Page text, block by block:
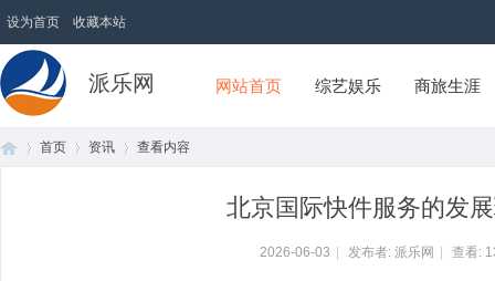
设为首页 收藏本站
派乐网 网站首页 综艺娱乐 商旅生涯
首页 资讯 查看内容
北京国际快件服务的发
2026-06-03 发布者: 派乐网 查看: